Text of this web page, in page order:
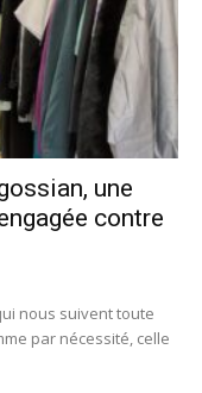
une
contre
nous suivent toute
par nécessité, celle